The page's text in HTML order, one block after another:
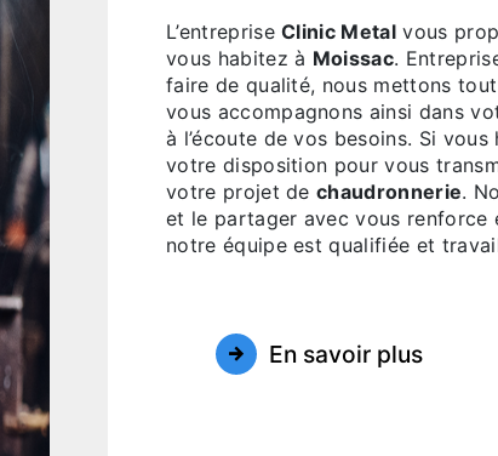
L’entrepriseClinic Metal vous
vous habitez à Moissac.
faire de qualité, nous mettons
vous accompagnons ainsi dans
à l’écoute de vos besoins. Si vous
votre disposition pour vous
votre projet dechaudronnerie.
et le partager avec vous renforce
notre équipe est qualifiée et
En savoir plus